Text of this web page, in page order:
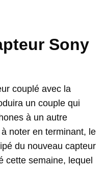
Sony
couplé avec la
un couple qui
à un autre
noter en terminant, le
du nouveau capteur
cette semaine, lequel